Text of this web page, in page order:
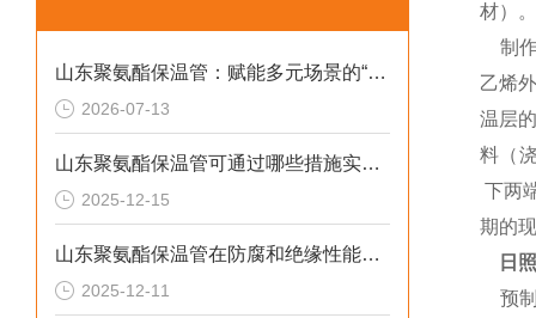
山东聚氨酯保温管：赋能多元场景的“隐形守护者”
2026-07-13
山东聚氨酯保温管可通过哪些措施实现快速施工
2025-12-15
山东聚氨酯保温管在防腐和绝缘性能方面表现优异
2025-12-11
材）
制作
乙烯
温层
料（
下两
期的
日
预制